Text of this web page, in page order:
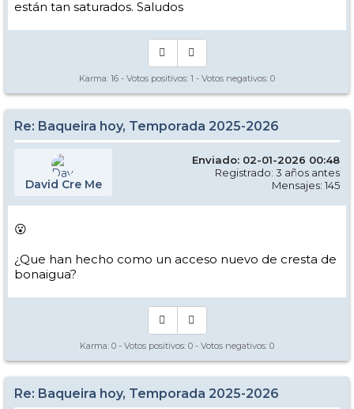
están tan saturados. Saludos
Karma: 16 - Votos positivos: 1 - Votos negativos: 0
Re: Baqueira hoy, Temporada 2025-2026
David Cre Me
Enviado: 02-01-2026 00:48
Registrado: 3 años antes
Mensajes: 145
😮
¿Que han hecho como un acceso nuevo de cresta de
bonaigua?
Karma: 0 - Votos positivos: 0 - Votos negativos: 0
Re: Baqueira hoy, Temporada 2025-2026